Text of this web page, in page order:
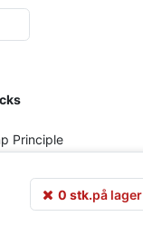
Principle
0 stk.på lager